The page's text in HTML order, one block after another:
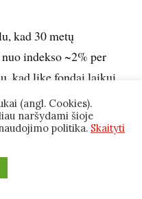
kad 30 metų
indekso ~2% per
kad likę fondai laikui
jeigu irgi pradės
metodologiją.
mokesčiai
(angl. Cookies).
naršydami šioje
politika. Skaityti